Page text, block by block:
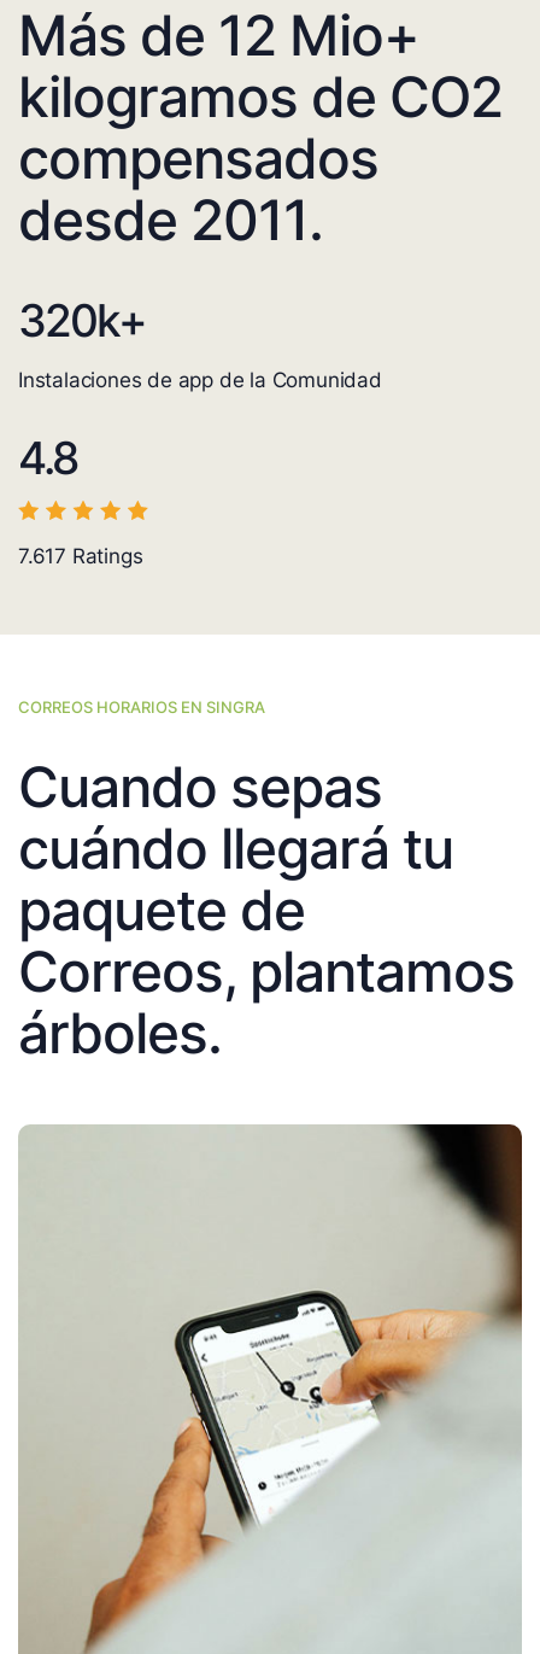
Más de 12 Mio+
kilogramos de CO2
compensados
desde 2011.
320k+
Instalaciones de app de la Comunidad
4.8
7.617 Ratings
CORREOS HORARIOS EN SINGRA
Cuando sepas
cuándo llegará tu
paquete de
Correos, plantamos
árboles.